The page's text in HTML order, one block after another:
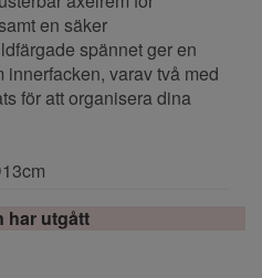
en säker
spännet ger en
varav två med
för att organisera dina
har utgått